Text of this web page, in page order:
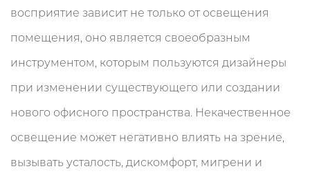
восприятие зависит не только от освещения
помещения, оно является своеобразным
инструментом, которым пользуются дизайнеры
при изменении существующего или создании
нового офисного пространства. Некачественное
освещение может негативно влиять на зрение,
вызывать усталость, дискомфорт, мигрени и